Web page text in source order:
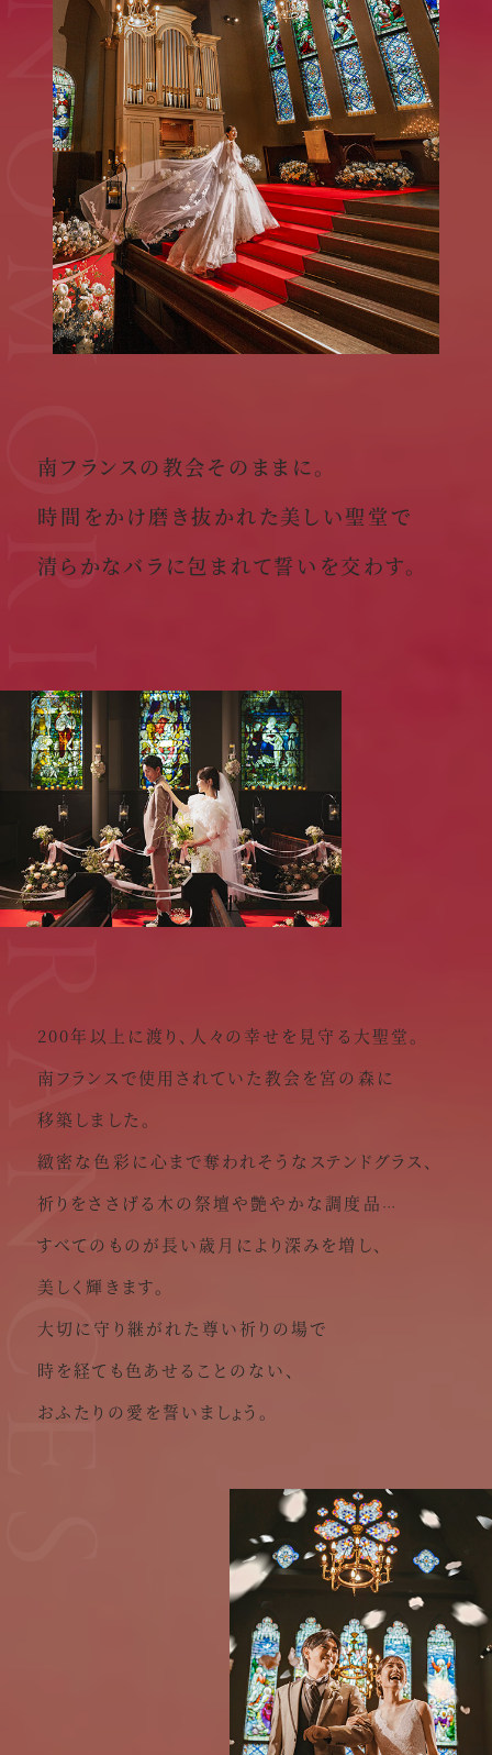
南フランスの教会そのままに。
時間をかけ磨き抜かれた美しい聖堂で
清らかなバラに包まれて誓いを交わす。
200年以上に渡り、人々の幸せを見守る大聖堂。
南フランスで使用されていた教会を宮の森に
移築しました。
緻密な色彩に心まで奪われそうなステンドグラス、
祈りをささげる木の祭壇や艶やかな調度品 …
すべてのものが長い歳月により深みを増し、
美しく輝きます。
大切に守り継がれた尊い祈りの場で
時を経ても色あせることのない、
おふたりの愛を誓いましょう。